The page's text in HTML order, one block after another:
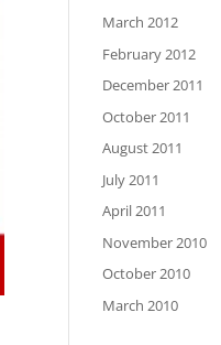
March 2012
February 2012
December 2011
October 2011
August 2011
July 2011
April 2011
November 2010
October 2010
March 2010